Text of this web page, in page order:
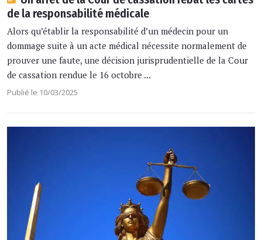
de la responsabilité médicale
Alors qu’établir la responsabilité d’un médecin pour un
dommage suite à un acte médical nécessite normalement de
prouver une faute, une décision jurisprudentielle de la Cour
de cassation rendue le 16 octobre ...
Publié le 10/03/2025